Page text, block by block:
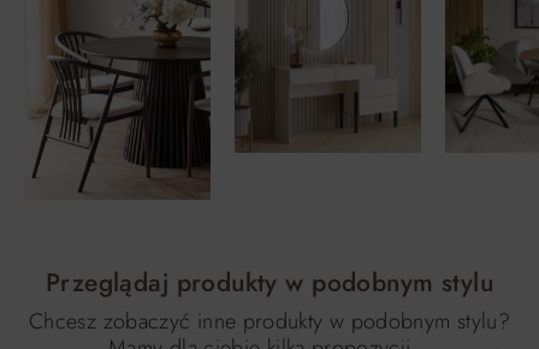
Przeglądaj produkty w podobnym stylu
Chcesz zobaczyć inne produkty w podobnym stylu?